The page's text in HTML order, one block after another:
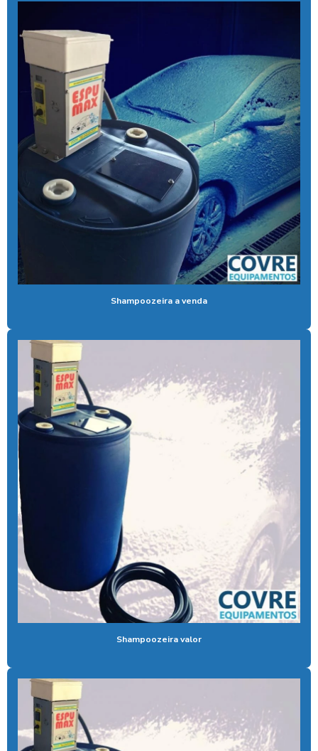
Aspirador self service moedas
Aspirador self service onde encontrar
Aspirador self service pagamento pix
Aspirador self service com pix
Aspirador self service pix preço
Aspirador self service para postos com pix
Aspirador self service preço
Aspirador self service com qr code
Bomba de alta pressão com controle remoto
Bomba para lavar caminhão
Calibrador pneu moedeiro
Calibrador de pneus com pagamento via pix
Cera de máquina
Chuveiro tarifador pix
Coagulante orgânico
Coagulante orgânico tanino
Contador de banhos
Controlador de banho
Controlador de banho digital
Controlador de banho com ficha
Controlador de banho com moedas
Controlador de chuveiro
Controlador de chuveiro com pix
Controlador de ducha para quiosque
Shampoozeira a venda
Shampoozeira valor